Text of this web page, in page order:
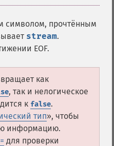
символом, прочтённым
stream.
EOF.
как
, так и нелогическое
к false.
тип», чтобы
информацию.
для проверки